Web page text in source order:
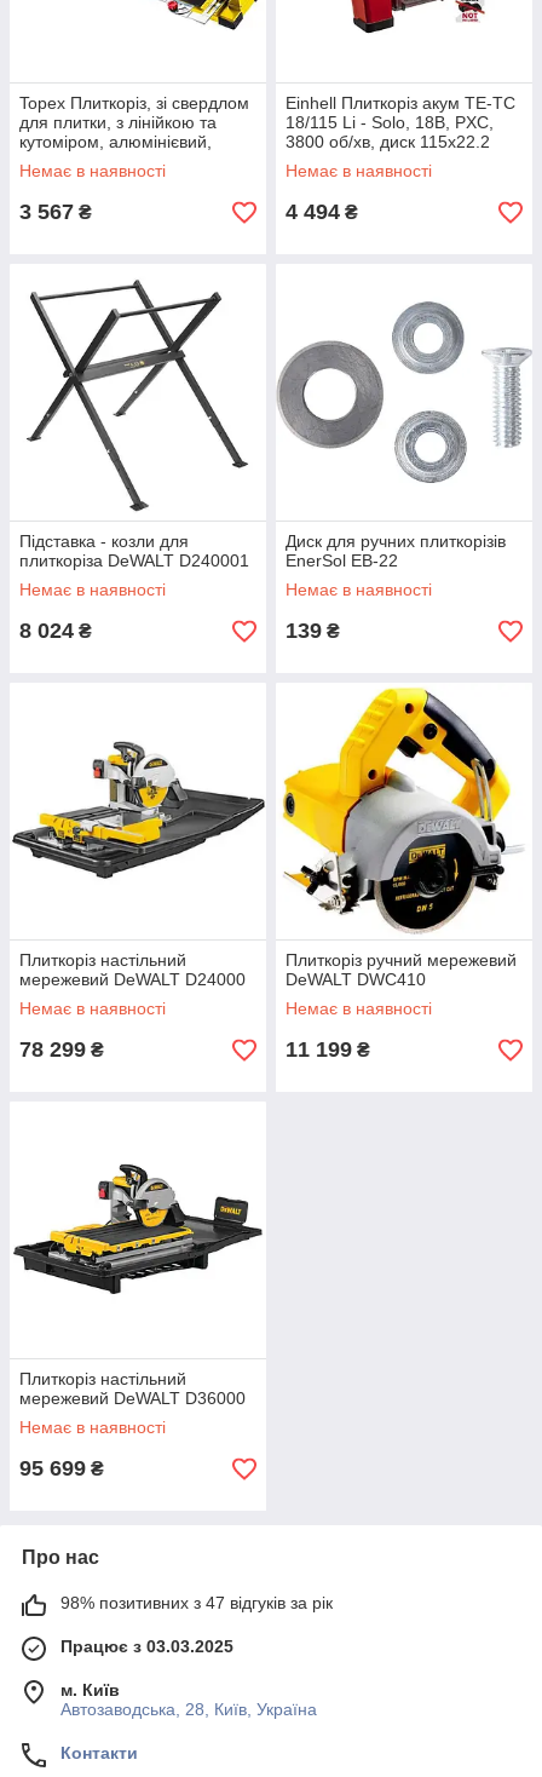
Topex Плиткоріз, зі свердлом
для плитки, з лінійкою та
кутоміром, алюмінієвий,
амортизуюча робоча
поверхня, робоча частина
Немає в наявності
3 567 ₴
Einhell Плиткоріз акум TE-TC
18/115 Li - Solo, 18В, PXC,
3800 об/хв, диск 115х22.2
мм, різ 24 мм
Немає в наявності
4 494 ₴
Підставка - козли для
плиткоріза DeWALT D240001
Немає в наявності
8 024 ₴
Диск для ручних плиткорізів
EnerSol EB-22
Немає в наявності
139 ₴
Плиткоріз настільний
мережевий DeWALT D24000
Немає в наявності
78 299 ₴
Плиткоріз ручний мережевий
DeWALT DWC410
Немає в наявності
11 199 ₴
Плиткоріз настільний
мережевий DeWALT D36000
Немає в наявності
95 699 ₴
Про нас
98% позитивних з 47 відгуків за рік
Працює з 03.03.2025
м. Київ
Автозаводська, 28, Київ, Україна
Контакти